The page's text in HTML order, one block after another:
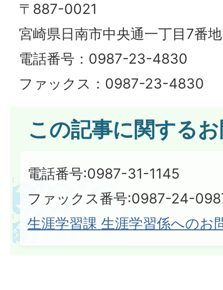
〒887-0021
宮崎県日南市中央通一丁目7番
電話番号：0987-23-4830
ファックス：0987-23-4830
この記事に関する
電話番号:0987-31-1145
ファックス番号:0987-24-
生涯学習課 生涯学習係へのお